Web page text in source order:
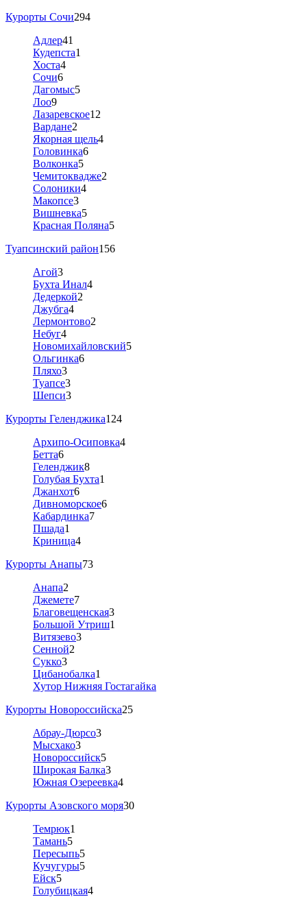
Курорты Сочи294
Адлер41
Кудепста1
Хоста4
Сочи6
Дагомыс5
Лоо9
Лазаревское12
Вардане2
Якорная щель4
Головинка6
Волконка5
Чемитоквадже2
Солоники4
Макопсе3
Вишневка5
Красная Поляна5
Туапсинский район156
Агой3
Бухта Инал4
Дедеркой2
Джубга4
Лермонтово2
Небуг4
Новомихайловский5
Ольгинка6
Пляхо3
Туапсе3
Шепси3
Курорты Геленджика124
Архипо-Осиповка4
Бетта6
Геленджик8
Голубая Бухта1
Джанхот6
Дивноморское6
Кабардинка7
Пшада1
Криница4
Курорты Анапы73
Анапа2
Джемете7
Благовещенская3
Большой Утриш1
Витязево3
Сенной2
Сукко3
Цибанобалка1
Хутор Нижняя Гостагайка
Курорты Новороссийска25
Абрау-Дюрсо3
Мысхако3
Новороссийск5
Широкая Балка3
Южная Озереевка4
Курорты Азовского моря30
Темрюк1
Тамань5
Пересыпь5
Кучугуры5
Ейск5
Голубицкая4